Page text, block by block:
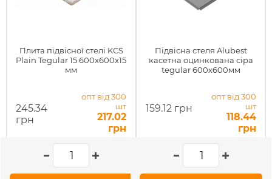
Плита підвісної стелі KCS
Plain Tegular 15 600х600х15
мм
245.34
грн
опт від 300
шт
217.02
грн
Підвісна стеля Alubest
касетна оцинкована сіра
tegular 600х600мм
159.12 грн
опт від 300
шт
118.44
грн